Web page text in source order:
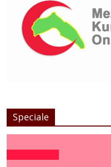
Speciale